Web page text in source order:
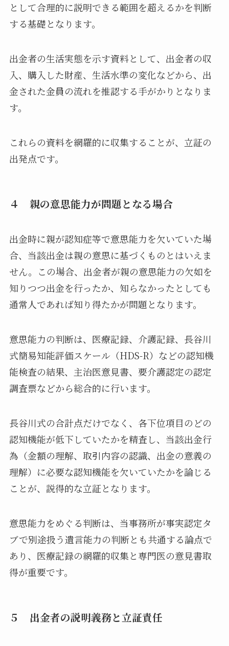
として合理的に説明できる範囲を超えるかを判断
する基礎となります。
出金者の生活実態を示す資料として、出金者の収
入、購入した財産、生活水準の変化などから、出
金された金員の流れを推認する手がかりとなりま
す。
これらの資料を網羅的に収集することが、立証の
出発点です。
４ 親の意思能力が問題となる場合
出金時に親が認知症等で意思能力を欠いていた場
合、当該出金は親の意思に基づくものとはいえま
せん。この場合、出金者が親の意思能力の欠如を
知りつつ出金を行ったか、知らなかったとしても
通常人であれば知り得たかが問題となります。
意思能力の判断は、医療記録、介護記録、長谷川
式簡易知能評価スケール（HDS-R）などの認知機
能検査の結果、主治医意見書、要介護認定の認定
調査票などから総合的に行います。
長谷川式の合計点だけでなく、各下位項目のどの
認知機能が低下していたかを精査し、当該出金行
為（金額の理解、取引内容の認識、出金の意義の
理解）に必要な認知機能を欠いていたかを論じる
ことが、説得的な立証となります。
意思能力をめぐる判断は、当事務所が事実認定タ
ブで別途扱う遺言能力の判断とも共通する論点で
あり、医療記録の網羅的収集と専門医の意見書取
得が重要です。
５ 出金者の説明義務と立証責任